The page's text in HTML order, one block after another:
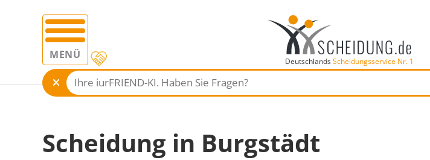
MENÜ DeutschlandsScheidungsservice Nr. 1
Scheidung in Burgstädt